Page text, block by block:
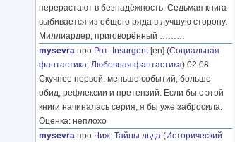
перерастают в безнадёжность. Седьмая книга
выбивается из общего ряда в лучшую сторону.
Миллиардер, приговорённый ………
mysevra про Рот: Insurgent[en] (Социальная
фантастика, Любовная фантастика) 02 08
Скучнее первой: меньше событий, больше
обид, рефлексии и претензий. Если бы с этой
книги начиналась серия, я бы уже забросила.
Оценка: неплохо
mysevra про Чиж: Тайны льда (Исторический